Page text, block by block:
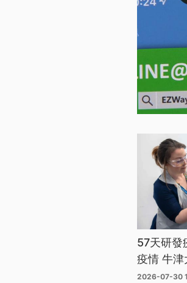
57天研發
疫情 牛津
2026-07-30